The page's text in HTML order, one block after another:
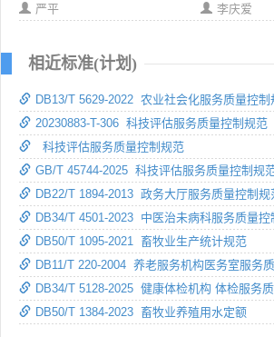
严平 李庆爱
相近标准(计划)
DB13/T 5629-2022 农业社会化服务质量控制
20230883-T-306 科技评估服务质量控制规范
科技评估服务质量控制规范
GB/T 45744-2025 科技评估服务质量控制规
DB22/T 1894-2013 政务大厅服务质量控制规
DB34/T 4501-2023 中医治未病科服务质量控
DB50/T 1095-2021 畜牧业生产统计规范
DB11/T 220-2004 养老服务机构医务室服务
DB34/T 5128-2025 健康体检机构 体检服务
DB50/T 1384-2023 畜牧业养殖用水定额